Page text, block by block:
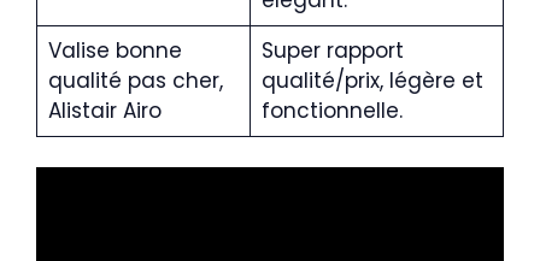
Valise bonne
qualité pas cher,
Alistair Airo
Super rapport
qualité/prix, légère et
fonctionnelle.